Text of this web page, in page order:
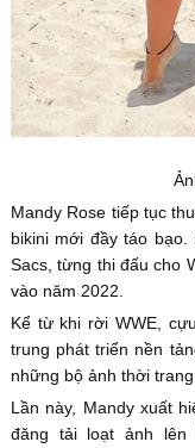
Mandy Rose tiếp tục
bikini mới đầy táo
Sacs, từng thi đấu cho
vào năm 2022.
Kể từ khi rời WWE,
trung phát triển nền
những bộ ảnh thời
Lần này, Mandy xuất
đăng tải loạt ảnh lên